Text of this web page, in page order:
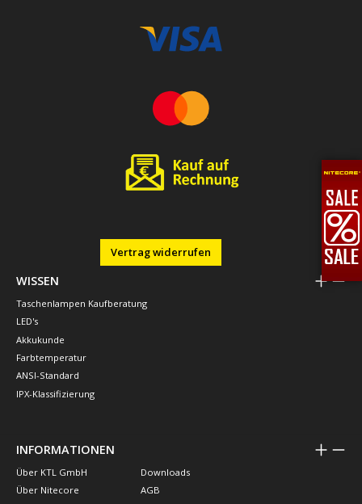
Vertrag widerrufen
WISSEN
Taschenlampen Kaufberatung
LED's
Akkukunde
Farbtemperatur
ANSI-Standard
IPX-Klassifizierung
INFORMATIONEN
Über KTL GmbH
Über Nitecore
Downloads
AGB